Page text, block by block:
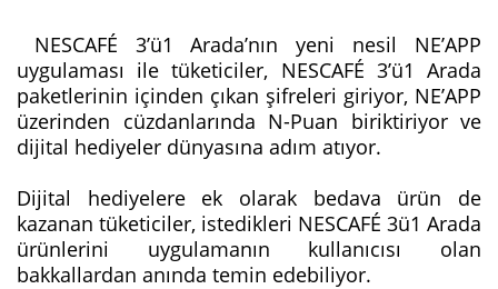
NESCAFÉ 3’ü1 Arada’nın yeni nesil NE’APP
uygulaması ile tüketiciler, NESCAFÉ 3’ü1 Arada
paketlerinin içinden çıkan şifreleri giriyor, NE’APP
üzerinden cüzdanlarında N-Puan biriktiriyor ve
dijital hediyeler dünyasına adım atıyor.
Dijital hediyelere ek olarak bedava ürün de
kazanan tüketiciler, istedikleri NESCAFÉ 3ü1 Arada
ürünlerini uygulamanın kullanıcısı olan
bakkallardan anında temin edebiliyor.